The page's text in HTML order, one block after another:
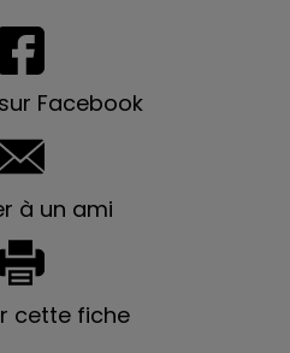
Facebook
à un ami
cette fiche